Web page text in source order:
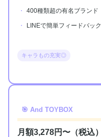
400種類超の有名ブランド
LINEで簡単フィードバック
キャラもの充実◎
🎯 And TOYBOX
月額3,278円〜（税込）